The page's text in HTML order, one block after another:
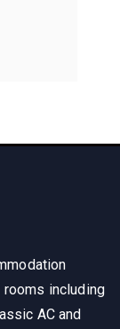
including
AC and